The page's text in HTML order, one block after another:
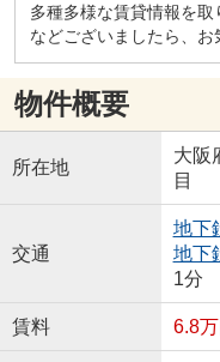
多種多様な賃貸情報を
などございましたら、お
物件概要
所在地
大阪
目
交通
地下
地下
1分
賃料 6.8万